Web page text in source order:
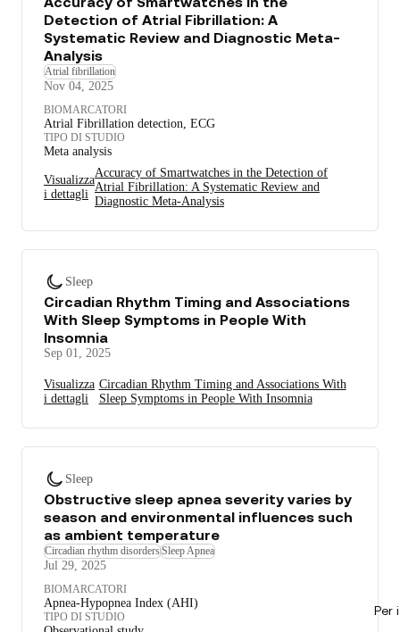
Per
Detection of Atrial Fibrillation: A
Systematic Review and Diagnostic Meta-
Analysis
Atrial fibrillation
Nov 04, 2025
BIOMARCATORI
Atrial Fibrillation detection, ECG
TIPO DI STUDIO
Meta analysis
Visualizza
i dettagli
Accuracy of Smartwatches in the Detection of
Atrial Fibrillation: A Systematic Review and
Diagnostic Meta-Analysis
Sleep
Circadian Rhythm Timing and Associations
With Sleep Symptoms in People With
Insomnia
Sep 01, 2025
Visualizza
i dettagli
Circadian Rhythm Timing and Associations With
Sleep Symptoms in People With Insomnia
Sleep
Obstructive sleep apnea severity varies by
season and environmental influences such
as ambient temperature
Circadian rhythm disordersSleep Apnea
Jul 29, 2025
BIOMARCATORI
Apnea-Hypopnea Index (AHI)
TIPO DI STUDIO